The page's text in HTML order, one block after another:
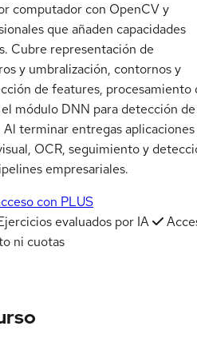
computador con OpenCV y
que añaden capacidades
Cubre representación de
y umbralización, contornos y
de features, procesamiento
módulo DNN para detección de
terminar entregas aplicaciones
OCR, seguimiento y
empresariales.
con PLUS
evaluados por IA
ni cuotas